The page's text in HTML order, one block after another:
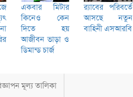
একবার মিটার
কিনেও কেন
দিতে হয়
আজীবন ভাড়া ও
ডিমান্ড চার্জ
র‌্যাবের পরিবর্তে
আসছে নতুন
বাহিনী এসআরবি
মূল্য তালিকা